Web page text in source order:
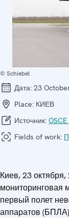
© Schiebel
Дата: 23
Place: КИЕВ
Источник:
Fields of work:
Киев, 23
мониторинговая
первый полет
аппаратов